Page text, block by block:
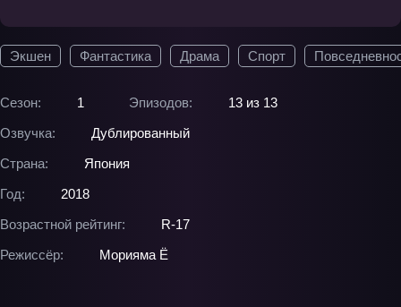
Экшен Фантастика Драма Спорт
Сезон: 1 Эпизодов:
13 из 13
Озвучка:
Дублированный
Страна:
Япония
Год:
2018
Возрастной рейтинг:
R-17
Режиссёр:
Морияма Ё